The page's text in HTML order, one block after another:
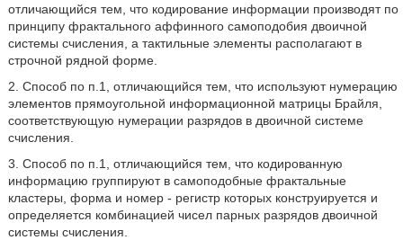
отличающийся тем, что кодирование информации производят по
принципу фрактального аффинного самоподобия двоичной
системы счисления, а тактильные элементы располагают в
строчной рядной форме.
2. Способ по п.1, отличающийся тем, что используют нумерацию
элементов прямоугольной информационной матрицы Брайля,
соответствующую нумерации разрядов в двоичной системе
счисления.
3. Способ по п.1, отличающийся тем, что кодированную
информацию группируют в самоподобные фрактальные
кластеры, форма и номер - регистр которых конструируется и
определяется комбинацией чисел парных разрядов двоичной
системы счисления.